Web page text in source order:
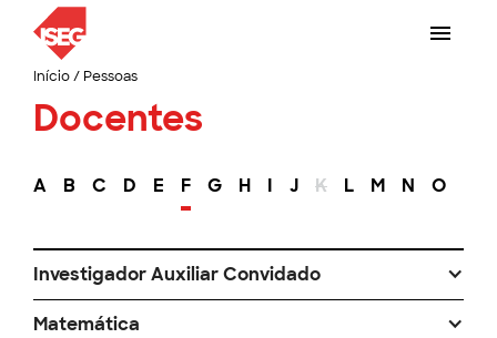
Início/ Pessoas
Docentes
A B C D E F G H I J K L M N O
Investigador Auxiliar Convidado
Matemática